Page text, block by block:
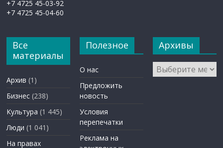
+7 4725 45-03-92
+7 4725 45-04-60
Все
материалы
Архив (1)
Бизнес (238)
Культура (1 445)
Люди (1 041)
На правах
Полезное
О нас
Предложить
новость
Условия
перепечатки
Реклама на
Архивы
Архивы